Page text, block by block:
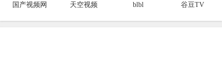
国产视频网 天空视频 blbl 谷豆TV